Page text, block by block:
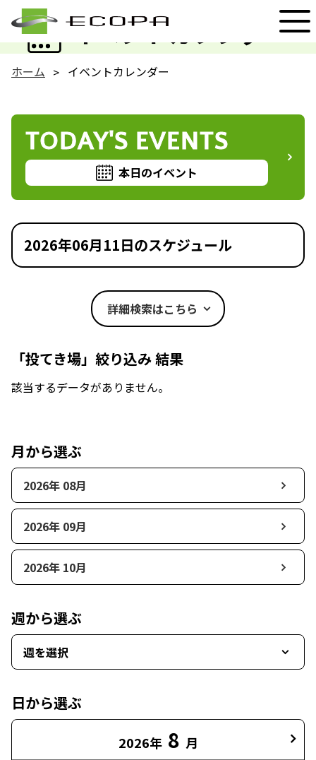
イベントカレンダー
EVENT
ホーム イベントカレンダー
TODAY'S EVENTS
本日のイベント
2026年06月11日のスケジュール
詳細検索はこちら
「投てき場」絞り込み 結果
該当するデータがありません。
月から選ぶ
2026年 08月
2026年 09月
2026年 10月
週から選ぶ
週を選択
日から選ぶ
2026年 8 月